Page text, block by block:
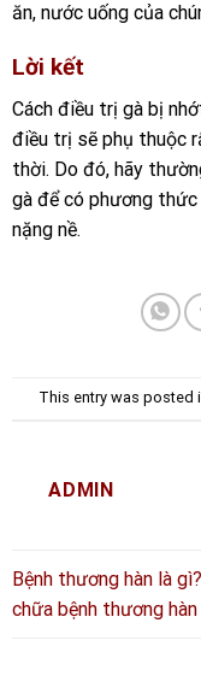
ăn, nước uống của
Lời kết
Cách điều trị gà bị
điều trị sẽ phụ thuộc
thời. Do đó, hãy
gà để có phương
nặng nề.
This entry was posted
ADMIN
Bệnh thương hàn là
chữa bệnh thương